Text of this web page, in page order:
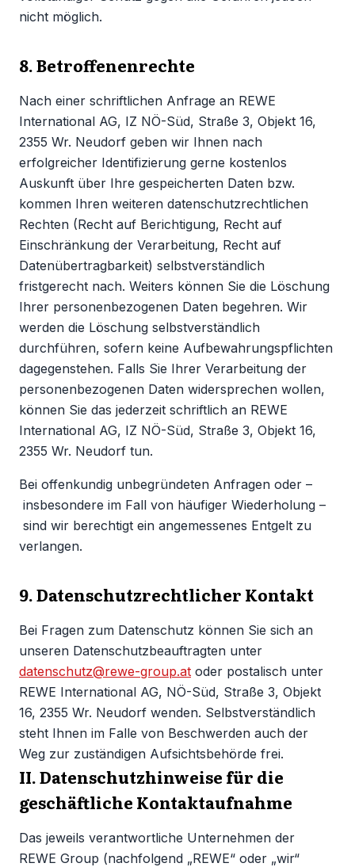
nicht möglich.
8. Betroffenenrechte
Nach einer schriftlichen Anfrage an REWE
International AG, IZ NÖ-Süd, Straße 3, Objekt 16,
2355 Wr. Neudorf geben wir Ihnen nach
erfolgreicher Identifizierung gerne kostenlos
Auskunft über Ihre gespeicherten Daten bzw.
kommen Ihren weiteren datenschutzrechtlichen
Rechten (Recht auf Berichtigung, Recht auf
Einschränkung der Verarbeitung, Recht auf
Datenübertragbarkeit) selbstverständlich
fristgerecht nach. Weiters können Sie die Löschung
Ihrer personenbezogenen Daten begehren. Wir
werden die Löschung selbstverständlich
durchführen, sofern keine Aufbewahrungspflichten
dagegenstehen. Falls Sie Ihrer Verarbeitung der
personenbezogenen Daten widersprechen wollen,
können Sie das jederzeit schriftlich an REWE
International AG, IZ NÖ-Süd, Straße 3, Objekt 16,
2355 Wr. Neudorf tun.
Bei offenkundig unbegründeten Anfragen oder –
insbesondere im Fall von häufiger Wiederholung –
sind wir berechtigt ein angemessenes Entgelt zu
verlangen.
9. Datenschutzrechtlicher Kontakt
Bei Fragen zum Datenschutz können Sie sich an
unseren Datenschutzbeauftragten unter
datenschutz@rewe-group.at oder postalisch unter
REWE International AG, NÖ-Süd, Straße 3, Objekt
16, 2355 Wr. Neudorf wenden. Selbstverständlich
steht Ihnen im Falle von Beschwerden auch der
Weg zur zuständigen Aufsichtsbehörde frei.
II. Datenschutzhinweise für die
geschäftliche Kontaktaufnahme
Das jeweils verantwortliche Unternehmen der
REWE Group (nachfolgend „REWE“ oder „wir“